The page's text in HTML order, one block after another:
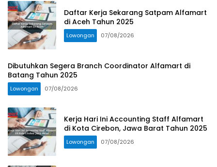
Daftar Kerja Sekarang Satpam Alfamart
di Aceh Tahun 2025
Lowongan 07/08/2026
Dibutuhkan Segera Branch Coordinator Alfamart di
Batang Tahun 2025
Lowongan 07/08/2026
Kerja Hari Ini Accounting Staff Alfamart
di Kota Cirebon, Jawa Barat Tahun 2025
Lowongan 07/08/2026